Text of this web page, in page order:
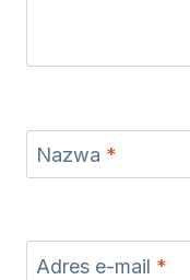
Nazwa *
Adres e-mail *